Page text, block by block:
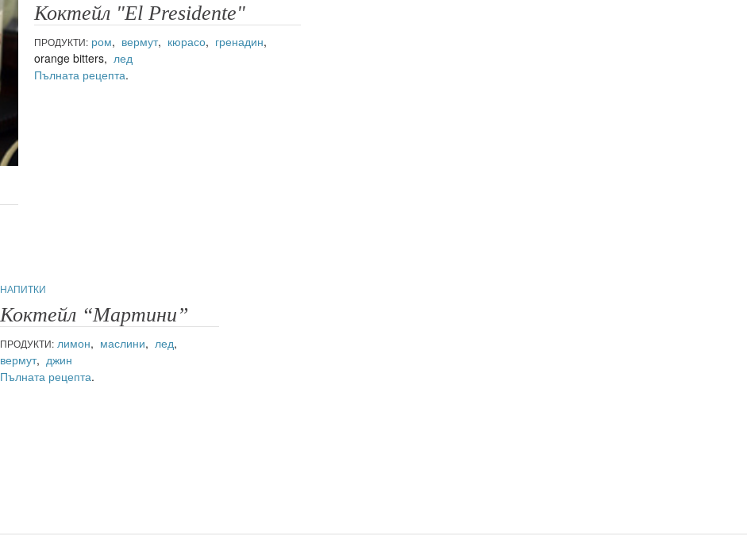
Коктейл "El Presidente"
ПРОДУКТИ: ром, вермут, кюрасо, гренадин,
orange bitters, лед
Пълната рецепта.
НАПИТКИ
Коктейл “Мартини”
ПРОДУКТИ: лимон, маслини, лед,
вермут, джин
Пълната рецепта.